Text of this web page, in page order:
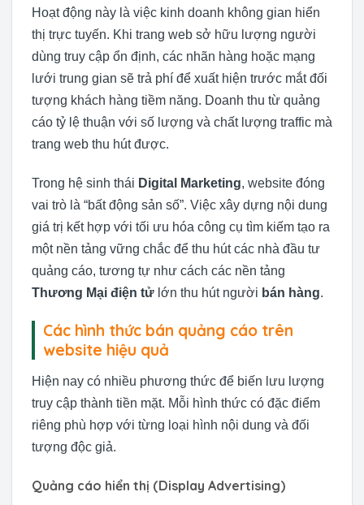
Hoạt động này là việc kinh doanh không gian hiển
thị trực tuyến. Khi trang web sở hữu lượng người
dùng truy cập ổn định, các nhãn hàng hoặc mạng
lưới trung gian sẽ trả phí để xuất hiện trước mắt đối
tượng khách hàng tiềm năng. Doanh thu từ quảng
cáo tỷ lệ thuận với số lượng và chất lượng traffic mà
trang web thu hút được.
Trong hệ sinh thái Digital Marketing, website đóng
vai trò là “bất động sản số”. Việc xây dựng nội dung
giá trị kết hợp với tối ưu hóa công cụ tìm kiếm tạo ra
một nền tảng vững chắc để thu hút các nhà đầu tư
quảng cáo, tương tự như cách các nền tảng
Thương Mại điện tử lớn thu hút người bán hàng.
Các hình thức bán quảng cáo trên
website hiệu quả
Hiện nay có nhiều phương thức để biến lưu lượng
truy cập thành tiền mặt. Mỗi hình thức có đặc điểm
riêng phù hợp với từng loại hình nội dung và đối
tượng độc giả.
Quảng cáo hiển thị (Display Advertising)